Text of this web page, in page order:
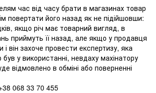
час від часу брати в магазинах товар
повертати його назад як не підійшовши:
якщо річ має товарний вигляд, в
приймуть її назад, але якщо у продавця
і він захоче провести експертизу, яка
у використанні, невдаху махінатору
відмовлено в обміні або поверненні
068 33 70 455